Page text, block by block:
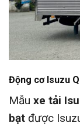
Động cơ Isuzu
Mẫu xe tải
bạt được